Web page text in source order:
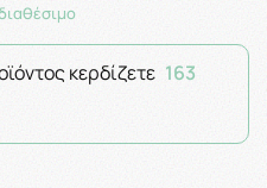
κερδίζετε 163